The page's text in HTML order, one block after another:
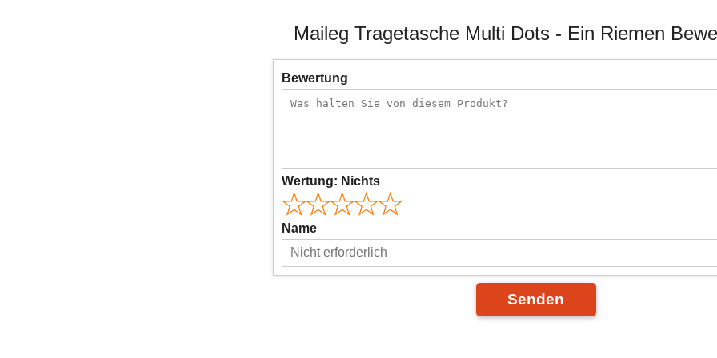
Maileg Tragetasche Multi Dots - Ein Riemen
Bewertung
Wertung: Nichts
Name
Senden